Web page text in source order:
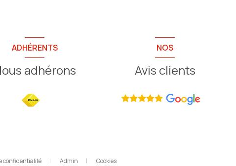
ADHÉRENTS
adhérons
NOS
Avis clients
confidentialité Admin Cookies